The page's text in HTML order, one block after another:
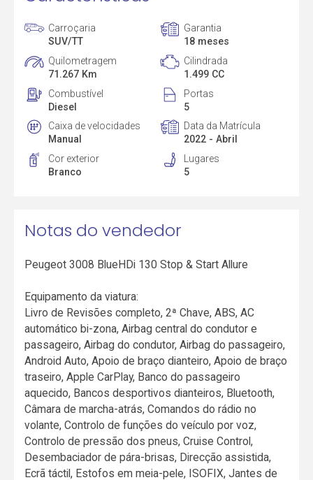
Carroçaria
SUV/TT
Garantia
18 meses
Quilometragem
71.267 Km
Cilindrada
1.499 CC
Combustível
Diesel
Portas
5
Caixa de velocidades
Manual
Data da Matrícula
2022 - Abril
Cor exterior
Branco
Lugares
5
Notas do vendedor
Peugeot 3008 BlueHDi 130 Stop & Start Allure
Equipamento da viatura:
Livro de Revisões completo, 2ª Chave, ABS, AC
automático bi-zona, Airbag central do condutor e
passageiro, Airbag do condutor, Airbag do passageiro,
Android Auto, Apoio de braço dianteiro, Apoio de braço
traseiro, Apple CarPlay, Banco do passageiro
aquecido, Bancos desportivos dianteiros, Bluetooth,
Câmara de marcha-atrás, Comandos do rádio no
volante, Controlo de funções do veículo por voz,
Controlo de pressão dos pneus, Cruise Control,
Desembaciador de pára-brisas, Direcção assistida,
Ecrã táctil, Estofos em meia-pele, ISOFIX, Jantes de